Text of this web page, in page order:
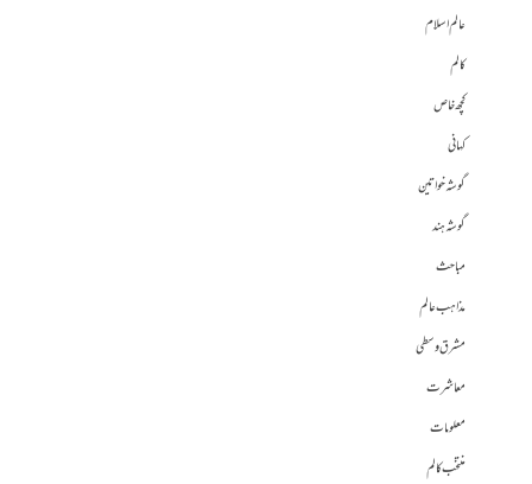
عالم اسلام
کالم
کچھ خاص
کہانی
گوشہ خواتین
گوشہ ہند
مباحث
مذاہب عالم
مشرق وسطی
معاشرت
معلومات
منتخب کالم